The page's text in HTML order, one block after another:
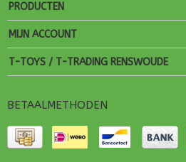
PRODUCTEN
MIJN ACCOUNT
T-TOYS / T-TRADING RENSWOUDE
BETAALMETHODEN